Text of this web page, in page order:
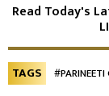
Read Today's
TAGS #PARINEETI